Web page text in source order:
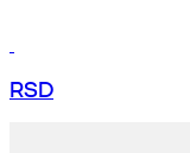
RSD